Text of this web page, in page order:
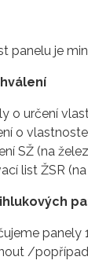
panelu je
o určení
o
SŽ (na
list ŽSR
panely
/